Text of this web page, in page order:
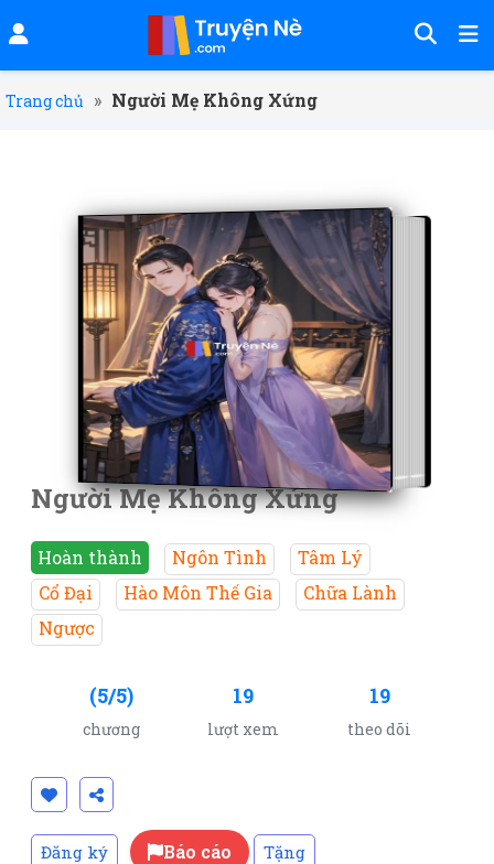
Trang chủ » Người Mẹ Không Xứng
Người Mẹ Không Xứng
Hoàn thành Ngôn Tình
Tâm Lý
Cổ Đại
Hào Môn Thế Gia
Chữa Lành
Ngược
(5/5)
chương
19
lượt xem
19
theo dõi
Đăng ký Báo cáo Tặng